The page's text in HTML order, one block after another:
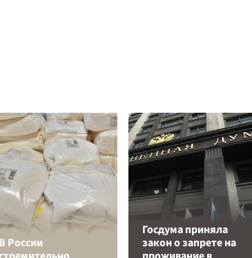
В России
Госдума приняла
закон о запрете на